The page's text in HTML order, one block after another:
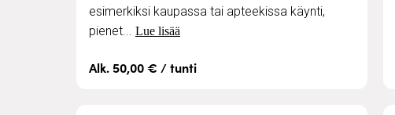
esimerkiksi kaupassa tai apteekissa käynti,
pienet... Lue lisää
Alk. 50,00 € / tunti